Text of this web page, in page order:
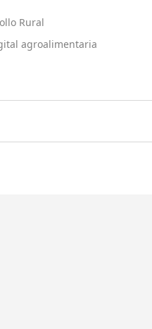
Rural
agroalimentaria